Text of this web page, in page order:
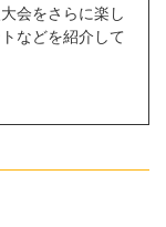
会をさらに楽し
などを紹介して